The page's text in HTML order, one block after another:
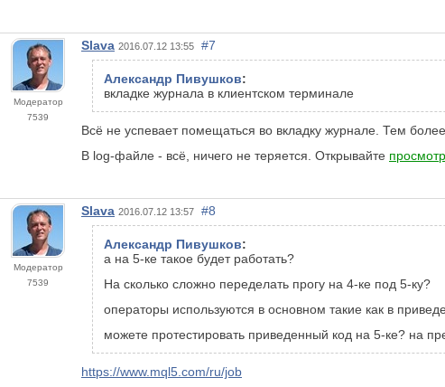
Модератор
7539
Slava 2016.07.12 13:55 #7
Александр Пивушков:
вкладке журнала в клиентском терминале
Всё не успевает помещаться во вкладку журнале. Тем
В log-файле - всё, ничего не теряется. Открывайте
Модератор
7539
Slava 2016.07.12 13:57 #8
Александр Пивушков:
а на 5-ке такое будет работать?
На сколько сложно переделать прогу на 4-ке под 5-ку?
операторы используются в основном такие как в
можете протестировать приведенный код на 5-ке? на
https://www.mql5.com/ru/job